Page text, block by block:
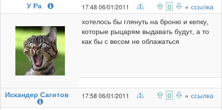
У Ра 17:48 06/01/2011 0 » ссылка
хотелось бы глянуть на броню и кепку,
которые рыцарям выдавать будут, а то
как бы с весом не облажаться
Искандер Сагитов 17:58 06/01/2011 0 » ссылка